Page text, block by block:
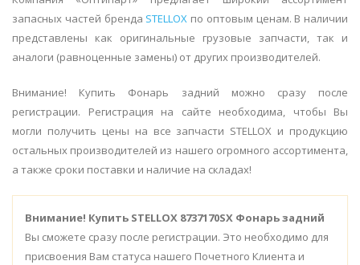
запасных частей бренда STELLOX по оптовым ценам. В наличии
представлены как оригинальные грузовые запчасти, так и
аналоги (равноценные замены) от других производителей.
Внимание! Купить Фонарь задний можно сразу после
регистрации. Регистрация на сайте необходима, чтобы Вы
могли получить цены на все запчасти STELLOX и продукцию
остальных производителей из нашего огромного ассортимента,
а также сроки поставки и наличие на складах!
Внимание! Купить STELLOX 8737170SX Фонарь задний
Вы сможете сразу после регистрации. Это необходимо для
присвоения Вам статуса нашего Почетного Клиента и